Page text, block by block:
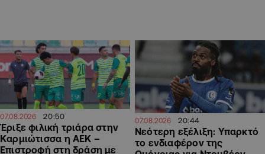
07.08.2026 20:50
Έριξε φιλική τριάρα στην
Καρμιώτισσα η ΑΕΚ –
Επιστροφή στη δράση με
07.08.2026 20:44
Νεότερη εξέλιξη: Υπαρκτό
το ενδιαφέρον της